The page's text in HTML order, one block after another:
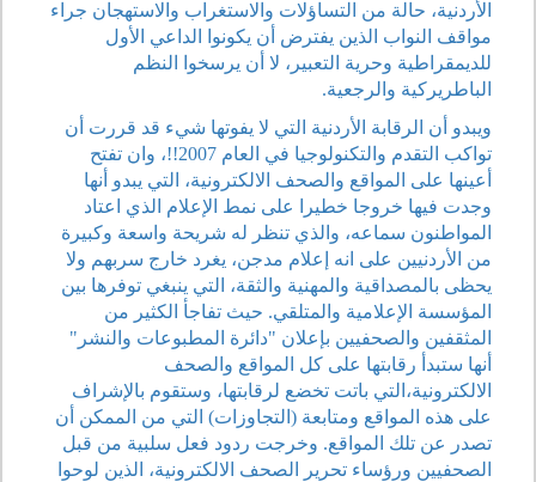
الأردنية، حالة من التساؤلات والاستغراب والاستهجان جراء
مواقف النواب الذين يفترض أن يكونوا الداعي الأول
للديمقراطية وحرية التعبير، لا أن يرسخوا النظم
الباطريركية والرجعية.
ويبدو أن الرقابة الأردنية التي لا يفوتها شيء قد قررت أن
تواكب التقدم والتكنولوجيا في العام 2007!!، وان تفتح
أعينها على المواقع والصحف الالكترونية، التي يبدو أنها
وجدت فيها خروجا خطيرا على نمط الإعلام الذي اعتاد
المواطنون سماعه، والذي تنظر له شريحة واسعة وكبيرة
من الأردنيين على انه إعلام مدجن، يغرد خارج سربهم ولا
يحظى بالمصداقية والمهنية والثقة، التي ينبغي توفرها بين
المؤسسة الإعلامية والمتلقي. حيث تفاجأ الكثير من
المثقفين والصحفيين بإعلان "دائرة المطبوعات والنشر"
أنها ستبدأ رقابتها على كل المواقع والصحف
الالكترونية،التي باتت تخضع لرقابتها، وستقوم بالإشراف
على هذه المواقع ومتابعة (التجاوزات) التي من الممكن أن
تصدر عن تلك المواقع. وخرجت ردود فعل سلبية من قبل
الصحفيين ورؤساء تحرير الصحف الالكترونية، الذين لوحوا